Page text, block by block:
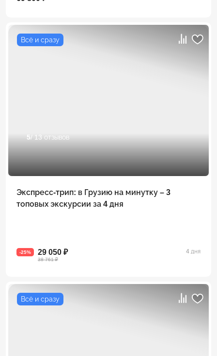
Всё и сразу
5/ 13 отзывов
Экспресс-трип: в Грузию на минутку – 3
топовых экскурсии за 4 дня
-25% 29 050 ₽
38 761 ₽
4 дня
Всё и сразу